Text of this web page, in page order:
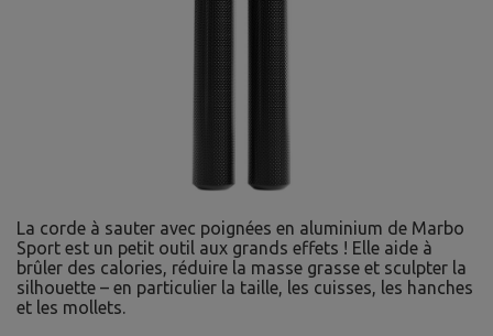
La corde à sauter avec poignées en aluminium de Marbo
Sport est un petit outil aux grands effets ! Elle aide à
brûler des calories, réduire la masse grasse et sculpter la
silhouette – en particulier la taille, les cuisses, les hanches
et les mollets.